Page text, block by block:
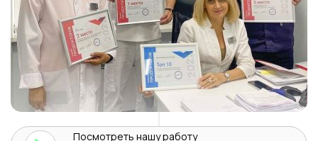
Посмотреть нашуработу